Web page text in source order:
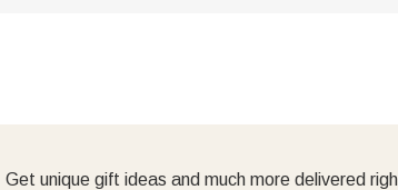
Get unique gift ideas and much more delivered